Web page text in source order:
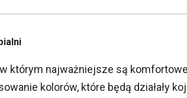
którym najważniejsze są
kolorów, które będą działały